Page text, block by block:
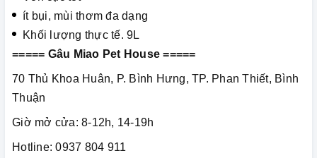
ít bụi, mùi thơm đa dạng
Khối lượng thực tế. 9L
===== Gâu Miao Pet House =====
70 Thủ Khoa Huân, P. Bình Hưng, TP. Phan Thiết, Bình
Thuận
Giờ mở cửa: 8-12h, 14-19h
Hotline: 0937 804 911